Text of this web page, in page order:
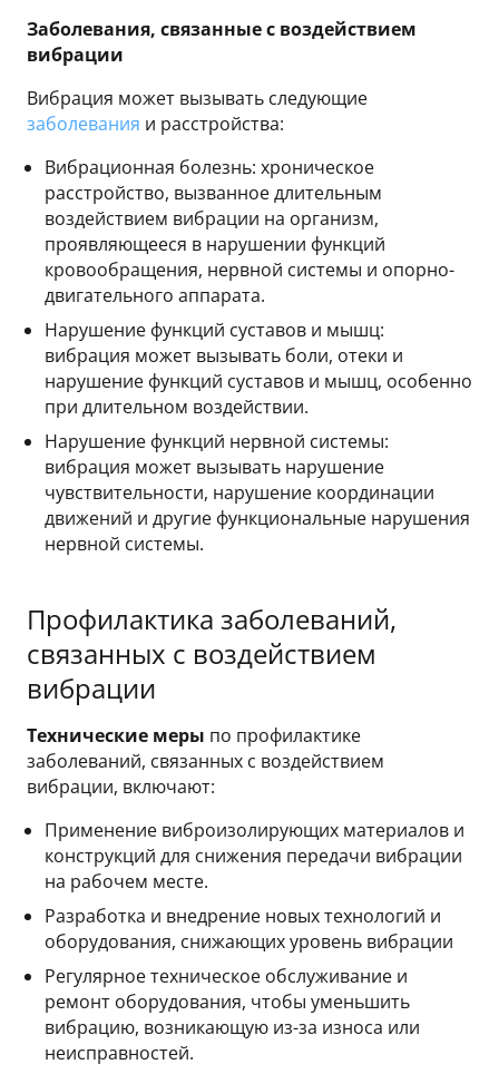
Заболевания, связанные с воздействием
вибрации
Вибрация может вызывать следующие
заболевания и расстройства:
Вибрационная болезнь: хроническое
расстройство, вызванное длительным
воздействием вибрации на организм,
проявляющееся в нарушении функций
кровообращения, нервной системы и опорно-
двигательного аппарата.
Нарушение функций суставов и мышц:
вибрация может вызывать боли, отеки и
нарушение функций суставов и мышц, особенно
при длительном воздействии.
Нарушение функций нервной системы:
вибрация может вызывать нарушение
чувствительности, нарушение координации
движений и другие функциональные нарушения
нервной системы.
Профилактика заболеваний,
связанных с воздействием
вибрации
Технические меры по профилактике
заболеваний, связанных с воздействием
вибрации, включают:
Применение виброизолирующих материалов и
конструкций для снижения передачи вибрации
на рабочем месте.
Разработка и внедрение новых технологий и
оборудования, снижающих уровень вибрации
Регулярное техническое обслуживание и
ремонт оборудования, чтобы уменьшить
вибрацию, возникающую из-за износа или
неисправностей.